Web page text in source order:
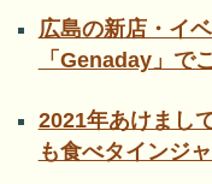
広島の新店・イ
「Genaday」で
2021年あけまし
も食べタインジ